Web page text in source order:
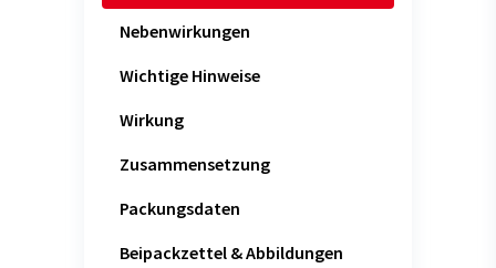
Nebenwirkungen
Wichtige Hinweise
Wirkung
Zusammensetzung
Packungsdaten
Beipackzettel & Abbildungen